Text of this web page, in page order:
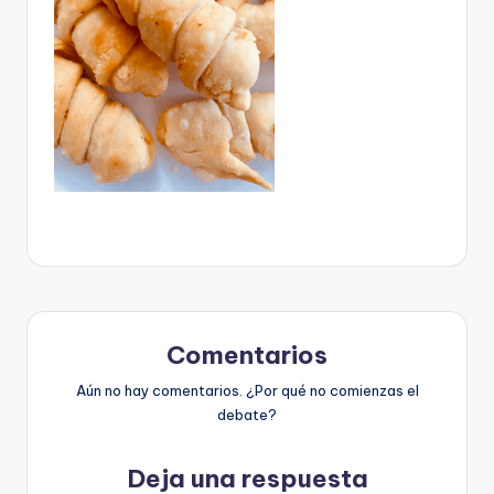
Comentarios
Aún no hay comentarios. ¿Por qué no comienzas el
debate?
Deja una respuesta